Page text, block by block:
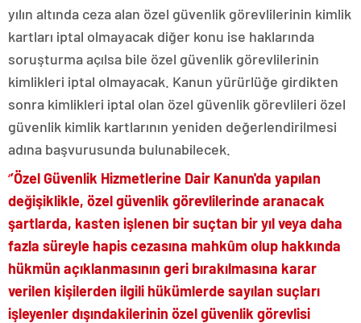
yılın altında ceza alan özel güvenlik görevlilerinin kimlik
kartları iptal olmayacak diğer konu ise haklarında
soruşturma açılsa bile özel güvenlik görevlilerinin
kimlikleri iptal olmayacak. Kanun yürürlüğe girdikten
sonra kimlikleri iptal olan özel güvenlik görevlileri özel
güvenlik kimlik kartlarının yeniden değerlendirilmesi
adına başvurusunda bulunabilecek.
‘’Özel Güvenlik Hizmetlerine Dair Kanun'da yapılan
değişiklikle, özel güvenlik görevlilerinde aranacak
şartlarda, kasten işlenen bir suçtan bir yıl veya daha
fazla süreyle hapis cezasına mahkûm olup hakkında
hükmün açıklanmasının geri bırakılmasına karar
verilen kişilerden ilgili hükümlerde sayılan suçları
işleyenler dışındakilerinin özel güvenlik görevlisi